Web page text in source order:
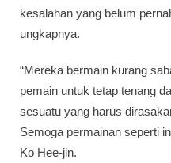
kesalahan yang belum
ungkapnya.
“Mereka bermain kurang
pemain untuk tetap tenang
sesuatu yang harus
Semoga permainan seperti
Ko Hee-jin.